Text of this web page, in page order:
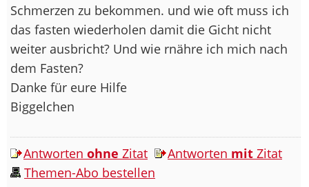
Schmerzen zu bekommen. und wie oft muss ich
das fasten wiederholen damit die Gicht nicht
weiter ausbricht? Und wie rnähre ich mich nach
dem Fasten?
Danke für eure Hilfe
Biggelchen
Antworten ohne Zitat Antworten mit Zitat
Themen-Abo bestellen